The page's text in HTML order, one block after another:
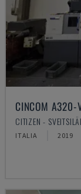
CINCOM
CITIZEN -
ITALIA 2019